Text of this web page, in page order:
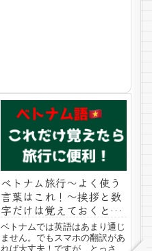
ベトナム旅行〜よく使う
言葉はこれ！〜挨拶と数
字だけは覚えておくと便
利
ベトナムでは英語はあまり通じ
ません。でもスマホの翻訳があ
れば大丈夫！ですが、とっさの